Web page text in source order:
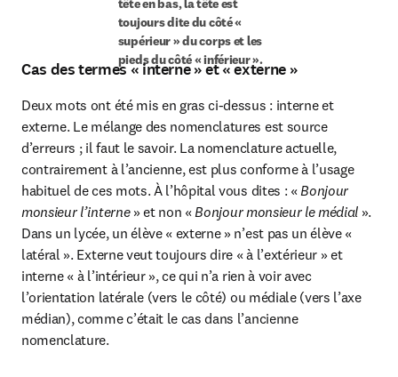
tête en bas, la tête est
toujours dite du côté «
supérieur » du corps et les
pieds du côté « inférieur ».
Cas des termes « interne » et « externe »
Deux mots ont été mis en gras ci-dessus : interne et
externe. Le mélange des nomenclatures est source
d’erreurs ; il faut le savoir. La nomenclature actuelle,
contrairement à l’ancienne, est plus conforme à l’usage
habituel de ces mots. À l’hôpital vous dites : « Bonjour
monsieur l’interne » et non « Bonjour monsieur le médial ».
Dans un lycée, un élève « externe » n’est pas un élève «
latéral ». Externe veut toujours dire « à l’extérieur » et
interne « à l’intérieur », ce qui n’a rien à voir avec
l’orientation latérale (vers le côté) ou médiale (vers l’axe
médian), comme c’était le cas dans l’ancienne
nomenclature.